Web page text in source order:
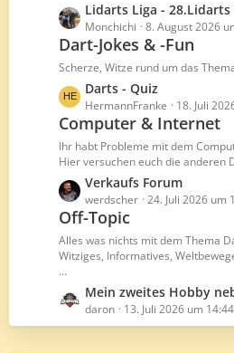
r
ä
g
e
e
B
i
t
r
ä
g
e
L
e
t
z
e
B
i
r
ä
g
e
Lidarts Liga -
Monchichi 8. August 2026
Dart-Jokes & -Fun
Scherze, Witze rund um das
L
e
t
z
t
e
B
e
i
t
r
g
e
Darts - Quiz
HermannFranke 18. Juli
Computer & Internet
Ihr habt Probleme mit dem
Hier versuchen euch die anderen
L
e
t
z
t
e
B
e
i
Verkaufs Forum
werdscher 24. Juli 2026 um
Off-Topic
Alles was nichts mit dem Thema
Witziges, Informatives,
...
L
e
t
Mein zweites Hobby
daron 13. Juli 2026 um 14:44